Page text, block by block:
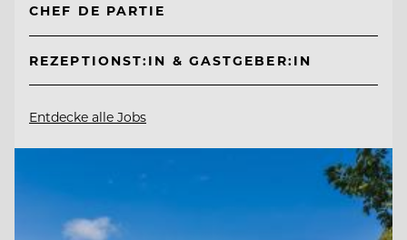
CHEF DE PARTIE
REZEPTIONST:IN & GASTGEBER:IN
Entdecke alle Jobs